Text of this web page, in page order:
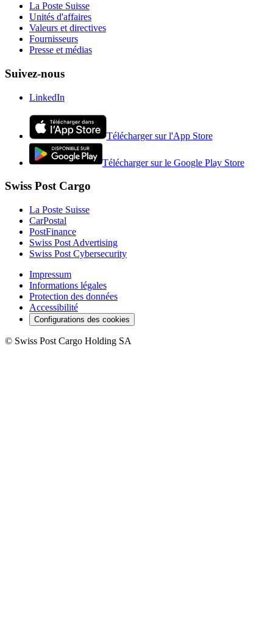
La Poste Suisse
Unités d'affaires
Valeurs et directives
Fournisseurs
Presse et médias
Suivez-nous
LinkedIn
Télécharger sur l'App Store
Télécharger sur le Google Play Store
Swiss Post Cargo
La Poste Suisse
CarPostal
PostFinance
Swiss Post Advertising
Swiss Post Cybersecurity
Impressum
Informations légales
Protection des données
Accessibilité
Configurations des cookies
© Swiss Post Cargo Holding SA